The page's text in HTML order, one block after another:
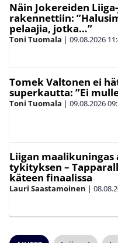
Näin Jokereiden
rakennettiin:
pelaajia, jotka…”
Toni Tuomala | 09.08.2026
Tomek Valtonen ei
superkautta: ”Ei
Toni Tuomala | 09.08.2026
Liigan
tykityksen –
käteen finaalissa
Lauri Saastamoinen |